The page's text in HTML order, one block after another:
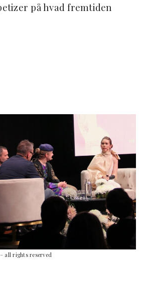
på hvad fremtiden
all rights reserved